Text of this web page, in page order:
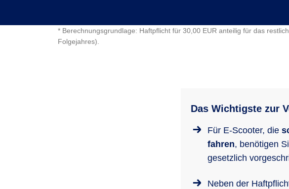
* Berechnungsgrundlage: Haftpflicht für 30,00 EUR anteilig für das
Folgejahres).
Das Wichtigste zur
Für E-Scooter, die
fahren, benötigen
gesetzlich
Neben der